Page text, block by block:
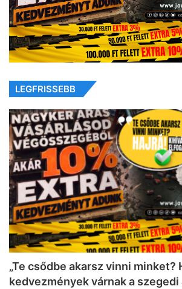
LEGFRISSEBB
„Te csődbe akarsz vinni minket?
kedvezmények várnak a szegedi